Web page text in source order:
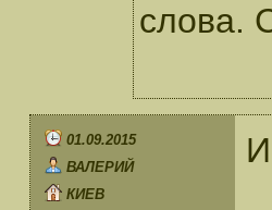
слова.
01.09.2015
ВАЛЕРИЙ
КИЕВ